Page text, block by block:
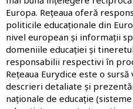
Europa. Rețeaua oferă
politicile educaționale din
nivel european și informații
domeniile educației și
responsabilii respectivi în
Rețeaua Eurydice este o
descrieri detaliate și
naționale de educație (